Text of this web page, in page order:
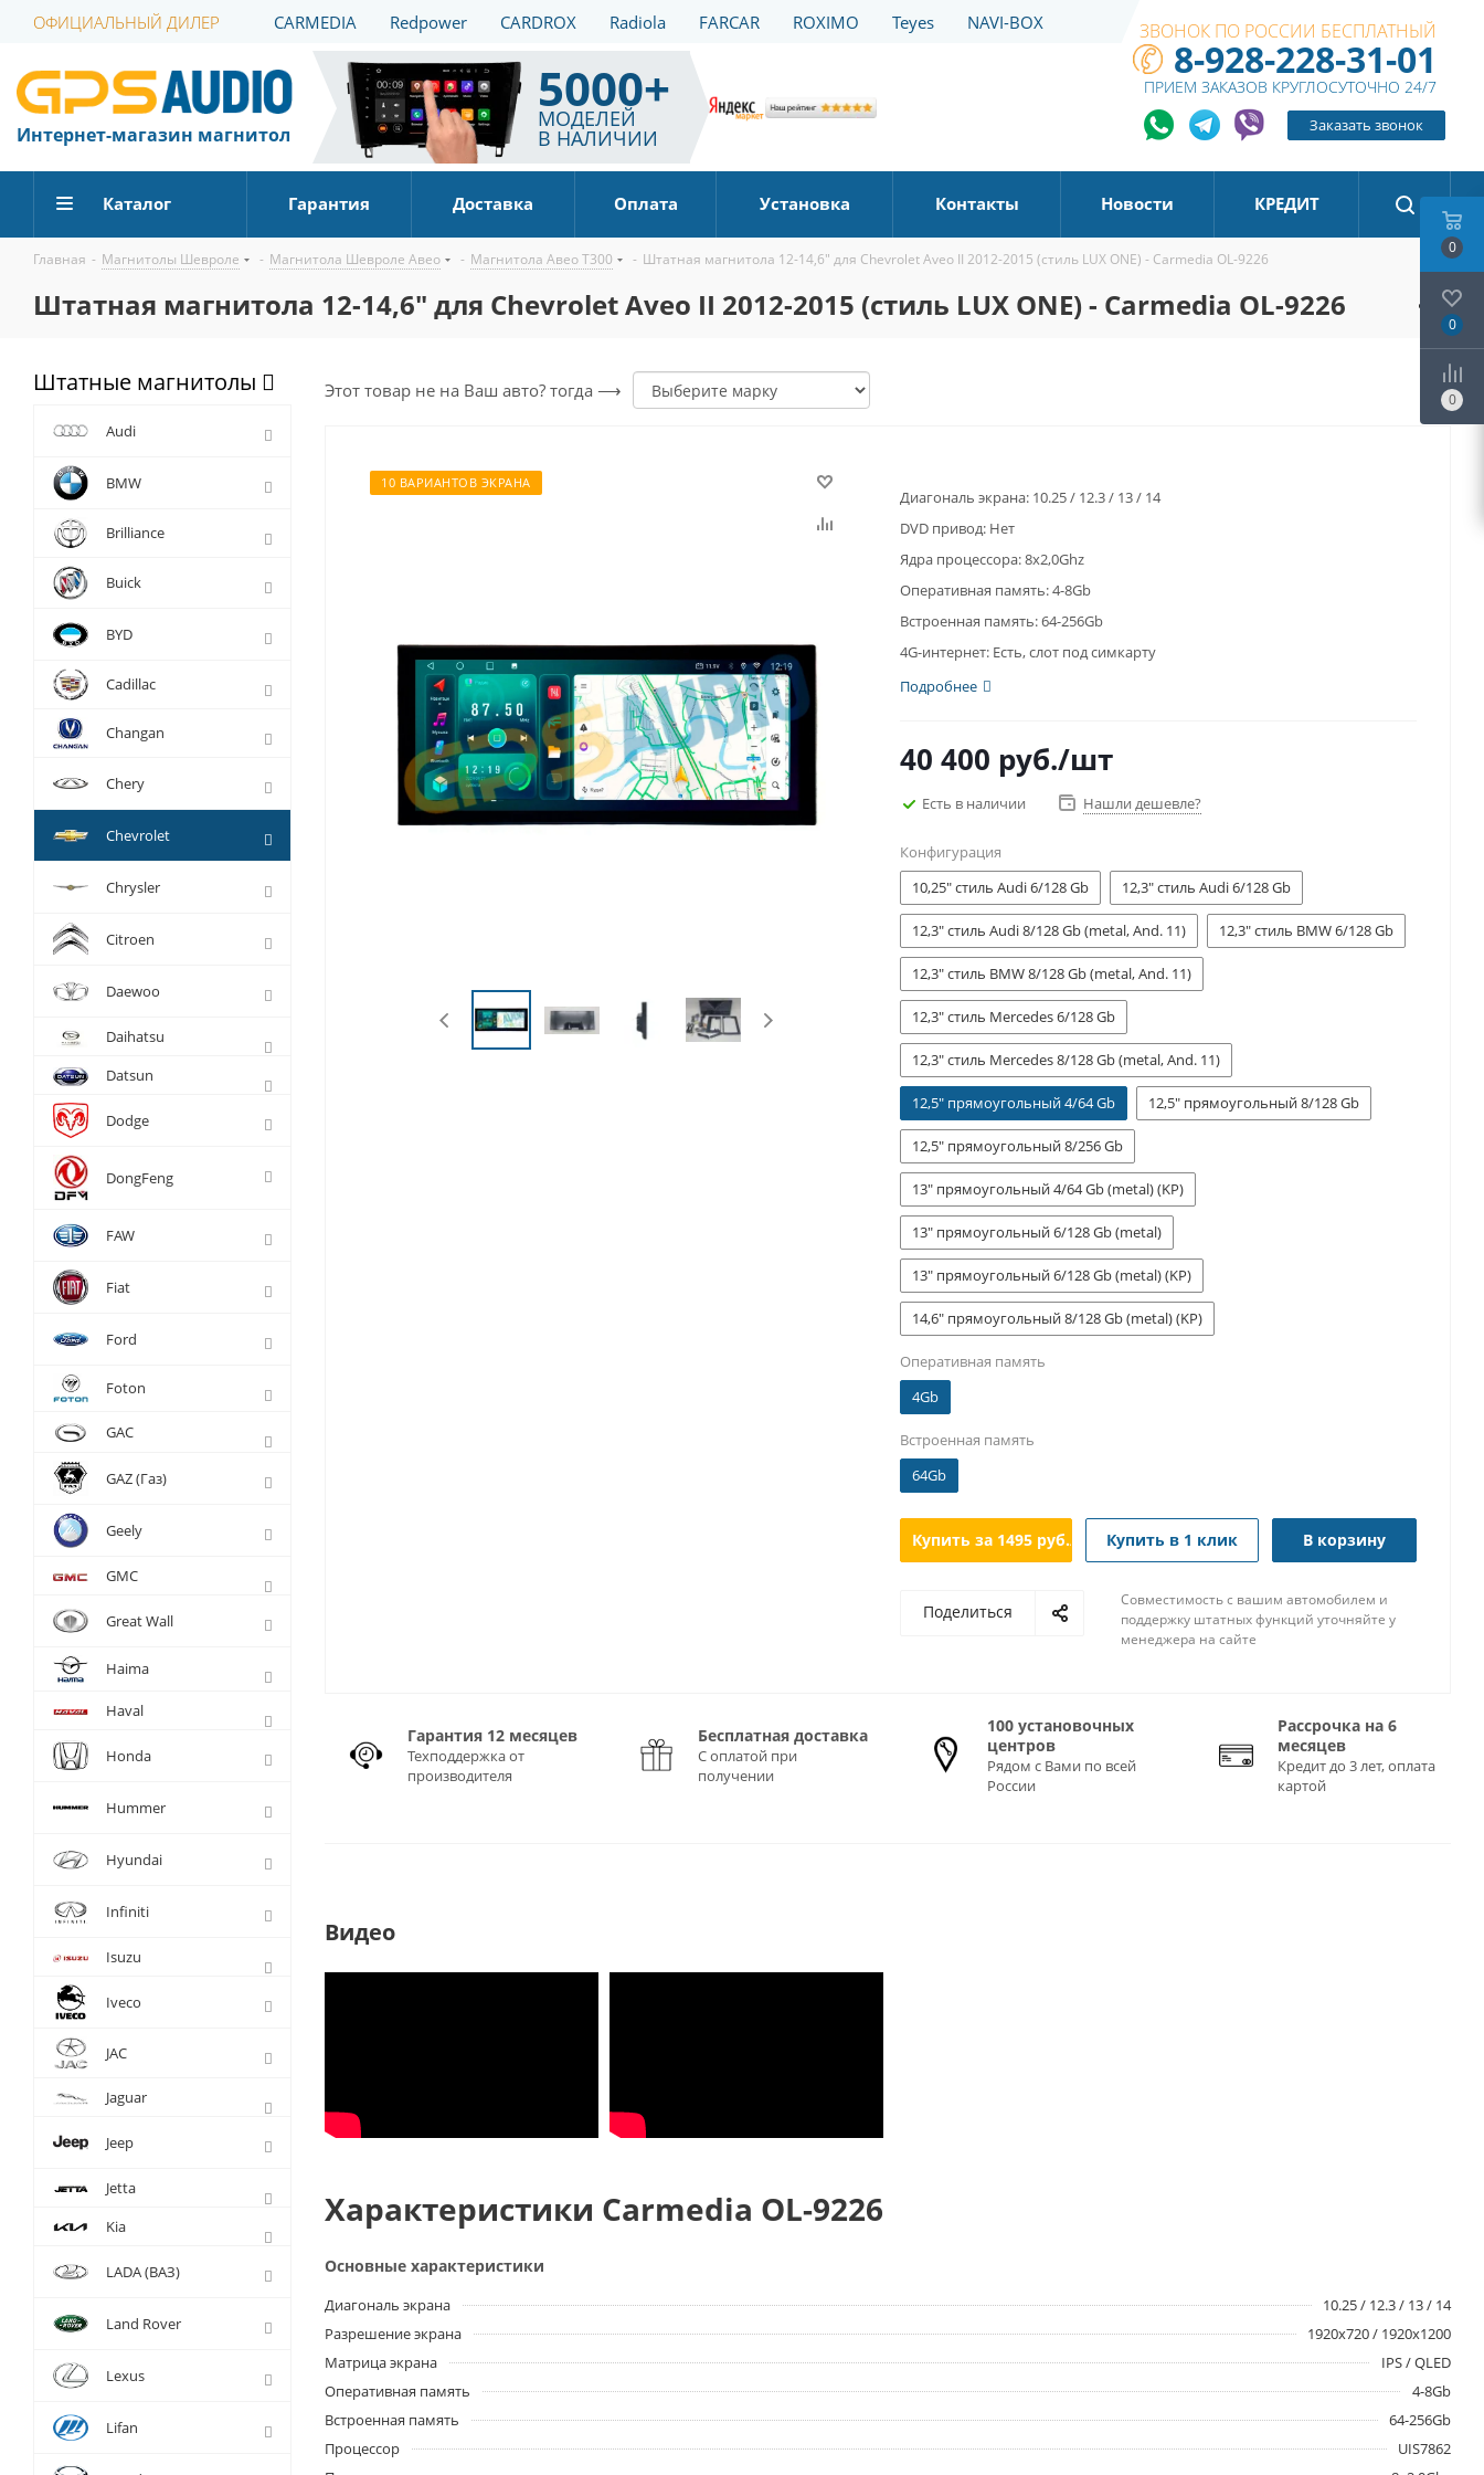
ОФИЦИАЛЬНЫЙ ДИЛЕР CARMEDIA Redpower CARDROX Radiola FARCAR ROXIMO Teyes NAVI-BOX
Интернет-магазин магнитол
5000+
МОДЕЛЕЙ
В НАЛИЧИИ
ЗВОНОК ПО РОССИИ БЕСПЛАТНЫЙ
8-928-228-31-01
ПРИЕМ ЗАКАЗОВ КРУГЛОСУТОЧНО 24/7
Заказать звонок
Каталог Гарантия Доставка Оплата Установка Контакты Новости КРЕДИТ
Главная - Магнитолы Шевроле - Магнитола Шевроле Авео - Магнитола Авео Т300 - Штатная магнитола 12-14,6" для Chevrolet Aveo II 2012-2015 (стиль LUX ONE) - Carmedia OL-9226
Штатная магнитола 12-14,6" для Chevrolet Aveo II 2012-2015 (стиль LUX ONE) - Carmedia OL-9226
Этот товар не на Ваш авто? тогда ⟶
10 ВАРИАНТОВ ЭКРАНА
Диагональ экрана: 10.25 / 12.3 / 13 / 14
DVD привод: Нет
Ядра процессора:8x2,0Ghz
Оперативная память:4-8Gb
Встроенная память:64-256Gb
4G-интернет: Есть, слот под симкарту
Подробнее
40 400 руб./шт
Есть в наличии Нашли дешевле?
Конфигурация
10,25" стиль Audi 6/128 Gb
12,3" стиль Audi 6/128 Gb
12,3" стиль Audi 8/128 Gb (metal, And. 11) 12,3" стиль BMW 6/128 Gb
12,3" стиль BMW 8/128 Gb (metal, And. 11)
12,3" стиль Mercedes 6/128 Gb
12,3" стиль Mercedes 8/128 Gb (metal, And. 11)
12,5" прямоугольный 4/64 Gb 12,5" прямоугольный 8/128 Gb
12,5" прямоугольный 8/256 Gb
13" прямоугольный 4/64 Gb (metal) (KP)
13" прямоугольный 6/128 Gb (metal)
13" прямоугольный 6/128 Gb (metal) (KP)
14,6" прямоугольный 8/128 Gb (metal) (KP)
Оперативная память
4Gb
Встроенная память
64Gb
Купить за 1495 руб./мес.Купить в 1 клик В корзину
Поделиться
Совместимость с вашим автомобилем и
поддержку штатных функций уточняйте у
менеджера на сайте
Гарантия 12 месяцев
Техподдержка от
производителя
Бесплатная доставка
С оплатой при
получении
100 установочных
центров
Рядом с Вами по всей
России
Рассрочка на 6
месяцев
Кредит до 3 лет, оплата
картой
Видео
Характеристики Carmedia OL-9226
Основные характеристики
Диагональ экрана
10.25 / 12.3 / 13 / 14
Разрешение экрана
1920x720 / 1920x1200
Матрица экрана
IPS / QLED
Оперативная память
4-8Gb
Встроенная память
64-256Gb
Процессор
UIS7862
Штатные магнитолы
Audi
BMW
Brilliance
Buick
BYD
Cadillac
Changan
Chery
Chevrolet
Chrysler
Citroen
Daewoo
Daihatsu
Datsun
Dodge
DongFeng
FAW
Fiat
Ford
Foton
GAC
GAZ (Газ)
Geely
GMC
Great Wall
Haima
Haval
Honda
Hummer
Hyundai
Infiniti
Isuzu
Iveco
JAC
Jaguar
Jeep
Jetta
Kia
LADA (ВАЗ)
Land Rover
Lexus
Lifan
0
0
0